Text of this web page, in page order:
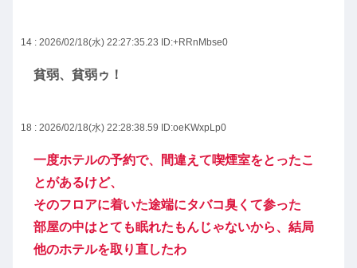
14 : 2026/02/18(水) 22:27:35.23 ID:+RRnMbse0
貧弱、貧弱ゥ！
18 : 2026/02/18(水) 22:28:38.59 ID:oeKWxpLp0
一度ホテルの予約で、間違えて喫煙室をとったこ
とがあるけど、
そのフロアに着いた途端にタバコ臭くて参った
部屋の中はとても眠れたもんじゃないから、結局
他のホテルを取り直したわ